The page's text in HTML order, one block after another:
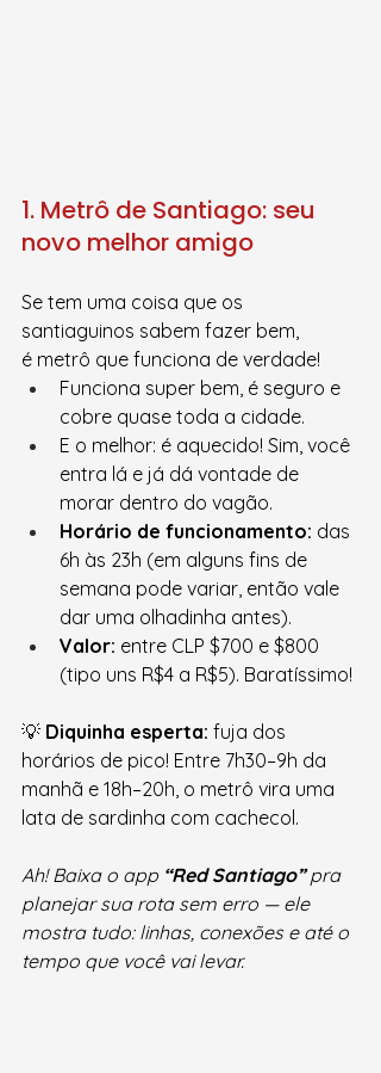
1. Metrô de Santiago: seu
novo melhor amigo
Se tem uma coisa que os
santiaguinos sabem fazer bem,
é metrô que funciona de verdade!
Funciona super bem, é seguro e
cobre quase toda a cidade.
E o melhor: é aquecido! Sim, você
entra lá e já dá vontade de
morar dentro do vagão.
Horário de funcionamento: das
6h às 23h (em alguns fins de
semana pode variar, então vale
dar uma olhadinha antes).
Valor: entre CLP $700 e $800
(tipo uns R$4 a R$5). Baratíssimo!
💡 Diquinha esperta: fuja dos
horários de pico! Entre 7h30–9h da
manhã e 18h–20h, o metrô vira uma
lata de sardinha com cachecol.
Ah! Baixa o app “Red Santiago” pra
planejar sua rota sem erro — ele
mostra tudo: linhas, conexões e até o
tempo que você vai levar.